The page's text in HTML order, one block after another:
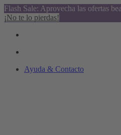
Flash Sale: Aprovecha las ofertas
¡No te lo pierdas!
Ayuda & Contacto